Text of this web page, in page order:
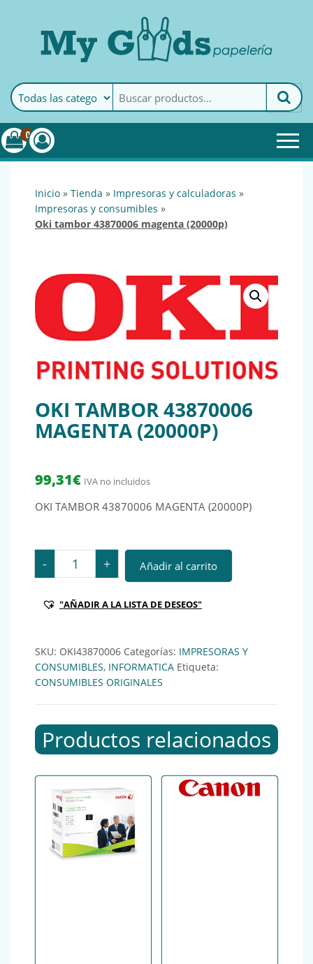
MyGoods · PapeleríaMy Goods es tu papelería
online de confianza. Podrás
encontrar todo lo necesario
0
inicio » tienda » impresoras y calculadoras »
impresoras y consumibles »
oki tambor 43870006 magenta (20000p)
OKI TAMBOR 43870006
MAGENTA (20000P)
99,31€ IVA no incluidos
OKI TAMBOR 43870006 MAGENTA (20000P)
- OKI TAMBOR 43870006 MAGENTA (20000P) cantidad
+ Añadir al carrito
"AÑADIR A LA LISTA DE DESEOS"
SKU: OKI43870006 Categorías: IMPRESORAS Y
CONSUMIBLES, INFORMATICA Etiqueta:
CONSUMIBLES ORIGINALES
Productos relacionados